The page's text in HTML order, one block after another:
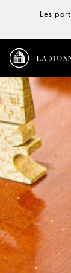
Les
LA